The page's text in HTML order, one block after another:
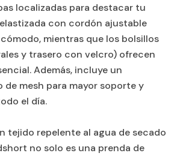
localizadas para destacar tu
con cordón ajustable
mientras que los bolsillos
y trasero con velcro) ofrecen
Además, incluye un
de mesh para mayor soporte y
el día.
tejido repelente al agua de secado
no solo es una prenda de